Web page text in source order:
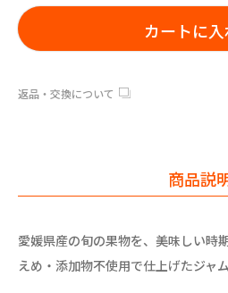
カートに入
返品・交換について
商品説
愛媛県産の旬の果物を、美味しい時
えめ・添加物不使用で仕上げたジャ